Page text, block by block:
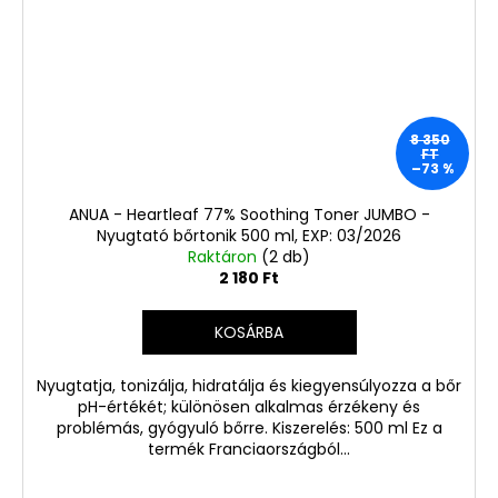
8 350
FT
–73 %
ANUA - Heartleaf 77% Soothing Toner JUMBO -
Nyugtató bőrtonik 500 ml, EXP: 03/2026
Raktáron (2 db)
2 180 Ft
KOSÁRBA
Nyugtatja, tonizálja, hidratálja és kiegyensúlyozza a bőr
pH-értékét; különösen alkalmas érzékeny és
problémás, gyógyuló bőrre. Kiszerelés: 500 ml Ez a
termék Franciaországból...